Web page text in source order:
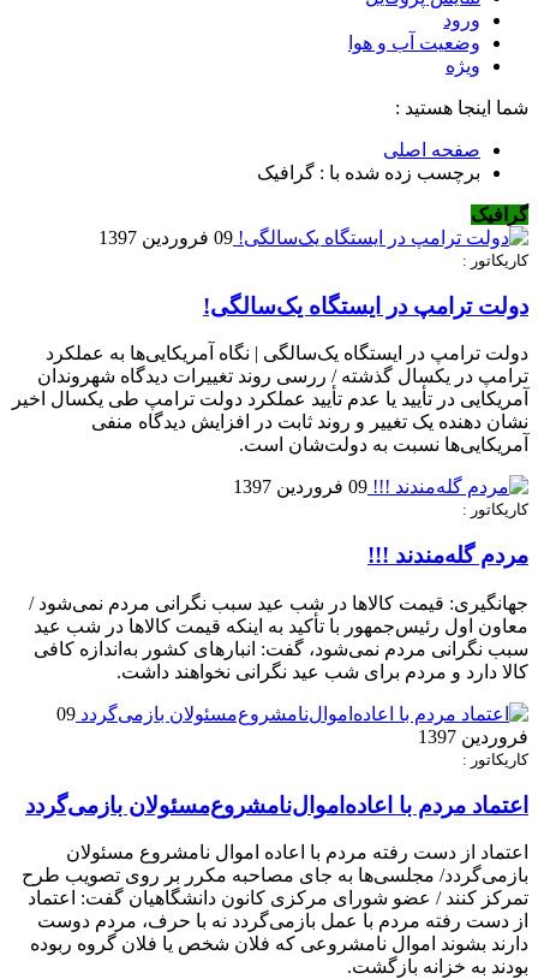
ورود
وضعیت آب و هوا
ویژه
شما اینجا هستید :
صفحه اصلی
برچسب زده شده با : گرافیک
گرافیک
09 فروردین 1397
کاریکاتور :
دولت ترامپ در ایستگاه یک‌سالگی!
دولت ترامپ در ایستگاه یک‌سالگی | نگاه آمریکایی‌ها به عملکرد
ترامپ در یکسال گذشته / ررسی روند تغییرات دیدگاه شهروندان
آمریکایی در تأیید یا عدم تأیید عملکرد دولت ترامپ طی یکسال اخیر
نشان دهنده یک تغییر و روند ثابت در افزایش دیدگاه منفی
آمریکایی‌ها نسبت به دولت‌شان است.
09 فروردین 1397
کاریکاتور :
مردم گله‌مندند !!!
جهانگیری: قیمت‌ کالاها در شب عید سبب نگرانی مردم نمی‌شود /
معاون اول رئیس‌جمهور با تأکید به اینکه قیمت‌ کالاها در شب عید
سبب نگرانی مردم نمی‌شود، گفت: انبارهای کشور به‌اندازه کافی
کالا دارد و مردم برای شب عید نگرانی نخواهند داشت.
09
فروردین 1397
کاریکاتور :
اعتماد مردم با اعاده‌اموال‌نامشروع‌مسئولان بازمی‌گردد
اعتماد از دست رفته مردم با اعاده اموال نامشروع مسئولان
بازمی‌گردد/ مجلسی‌ها به جای مصاحبه مکرر بر روی تصویب طرح
تمرکز کنند / عضو شورای مرکزی کانون دانشگاهیان گفت: اعتماد
از دست رفته مردم با عمل بازمی‌گردد نه با حرف، مردم دوست
دارند بشوند اموال نامشروعی که فلان شخص یا فلان گروه ربوده
بودند به خزانه بازگشت.